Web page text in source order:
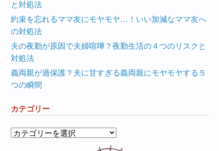
と対処法
約束を忘れるママ友にモヤモヤ…！いい加減なママ友へ
の対処法
夫の夜勤が原因で夫婦喧嘩？夜勤生活の４つのリスクと
対処法
義両親が過保護？夫に甘すぎる義両親にモヤモヤする５
つの瞬間
カテゴリー
カ